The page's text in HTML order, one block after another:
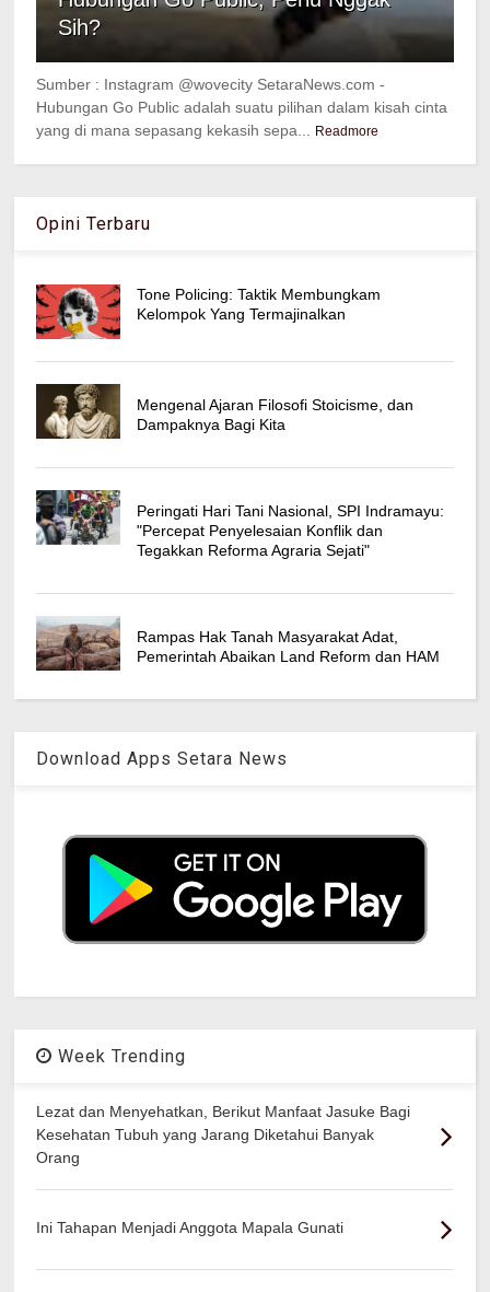
Sih?
Sumber : Instagram @wovecity SetaraNews.com -
Hubungan Go Public adalah suatu pilihan dalam kisah cinta
yang di mana sepasang kekasih sepa...
Readmore
Opini Terbaru
Tone Policing: Taktik Membungkam
Kelompok Yang Termajinalkan
Mengenal Ajaran Filosofi Stoicisme, dan
Dampaknya Bagi Kita
Peringati Hari Tani Nasional, SPI Indramayu:
"Percepat Penyelesaian Konflik dan
Tegakkan Reforma Agraria Sejati"
Rampas Hak Tanah Masyarakat Adat,
Pemerintah Abaikan Land Reform dan HAM
Download Apps Setara News
Week Trending
Lezat dan Menyehatkan, Berikut Manfaat Jasuke Bagi
Kesehatan Tubuh yang Jarang Diketahui Banyak
Orang
Ini Tahapan Menjadi Anggota Mapala Gunati